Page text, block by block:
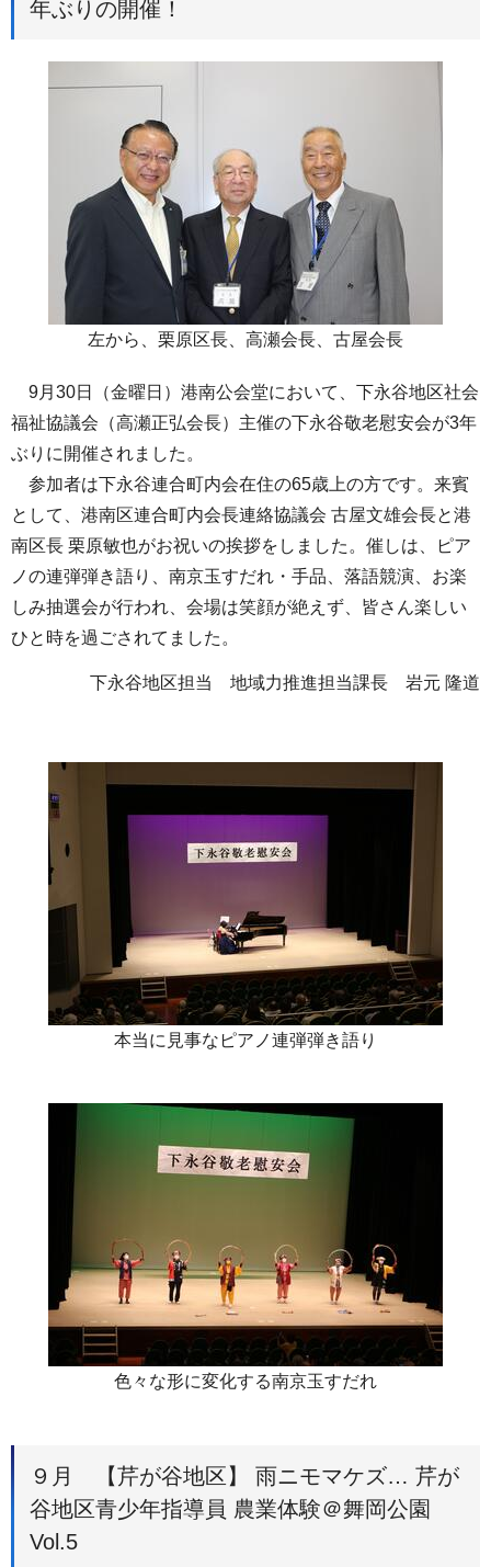
年ぶりの開催！
左から、栗原区長、高瀬会長、古屋会長
9月30日（金曜日）港南公会堂において、下永谷地区社会
福祉協議会（高瀬正弘会長）主催の下永谷敬老慰安会が3年
ぶりに開催されました。
参加者は下永谷連合町内会在住の65歳上の方です。来賓
として、港南区連合町内会長連絡協議会 古屋文雄会長と港
南区長 栗原敏也がお祝いの挨拶をしました。催しは、ピア
ノの連弾弾き語り、南京玉すだれ・手品、落語競演、お楽
しみ抽選会が行われ、会場は笑顔が絶えず、皆さん楽しい
ひと時を過ごされてました。
下永谷地区担当 地域力推進担当課長 岩元 隆道
本当に見事なピアノ連弾弾き語り
色々な形に変化する南京玉すだれ
９月 【芹が谷地区】 雨ニモマケズ… 芹が
谷地区青少年指導員 農業体験＠舞岡公園
Vol.5